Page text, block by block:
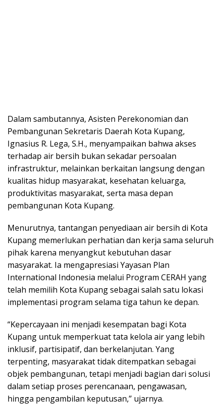
Dalam sambutannya, Asisten Perekonomian dan
Pembangunan Sekretaris Daerah Kota Kupang,
Ignasius R. Lega, S.H., menyampaikan bahwa akses
terhadap air bersih bukan sekadar persoalan
infrastruktur, melainkan berkaitan langsung dengan
kualitas hidup masyarakat, kesehatan keluarga,
produktivitas masyarakat, serta masa depan
pembangunan Kota Kupang.
Menurutnya, tantangan penyediaan air bersih di Kota
Kupang memerlukan perhatian dan kerja sama seluruh
pihak karena menyangkut kebutuhan dasar
masyarakat. Ia mengapresiasi Yayasan Plan
International Indonesia melalui Program CERAH yang
telah memilih Kota Kupang sebagai salah satu lokasi
implementasi program selama tiga tahun ke depan.
“Kepercayaan ini menjadi kesempatan bagi Kota
Kupang untuk memperkuat tata kelola air yang lebih
inklusif, partisipatif, dan berkelanjutan. Yang
terpenting, masyarakat tidak ditempatkan sebagai
objek pembangunan, tetapi menjadi bagian dari solusi
dalam setiap proses perencanaan, pengawasan,
hingga pengambilan keputusan,” ujarnya.